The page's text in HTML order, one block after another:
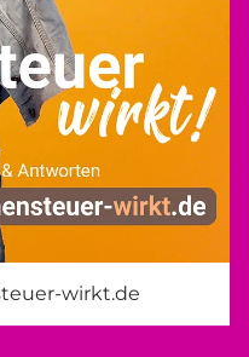
wirkt.de